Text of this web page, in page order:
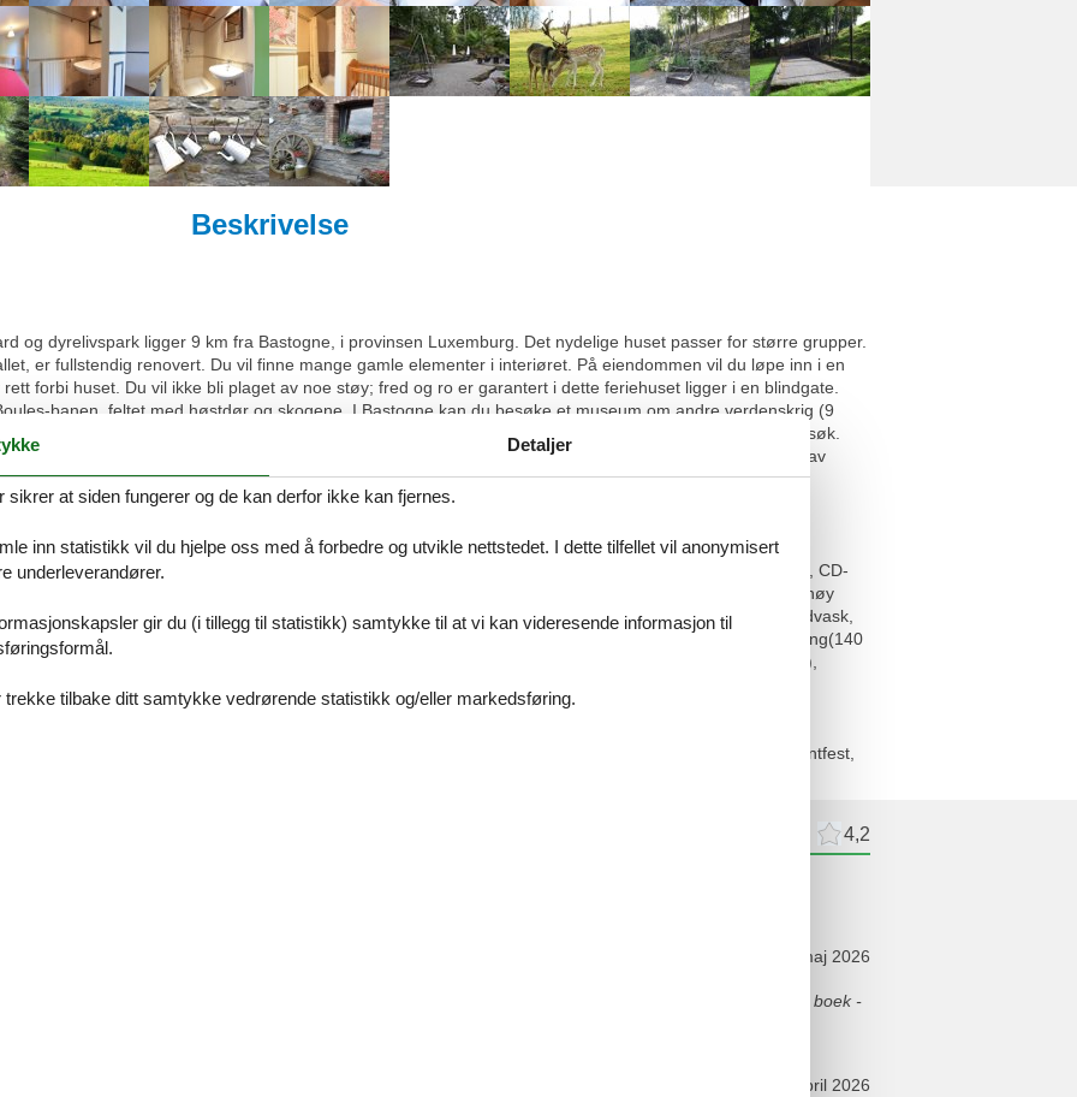
Beskrivelse
og dyrelivspark ligger 9 km fra Bastogne, i provinsen Luxemburg. Det nydelige huset passer for større grupper.
er fullstendig renovert. Du vil finne mange gamle elementer i interiøret. På eiendommen vil du løpe inn i en
forbi huset. Du vil ikke bli plaget av noe støy; fred og ro er garantert i dette feriehuset ligger i en blindgate.
banen, feltet med høstdør og skogene. I Bastogne kan du besøke et museum om andre verdenskrig (9
(4 km) Du finner et tropisk svømmebasseng i Houffalize (9 km). Beieren i Bavigne (29 km) er verdt et besøk.
av Esh-Sur-Sûre (35 km). Dette feriehuset er mest egnet for å motta familier. En annen samling av
x 200 cm), dusj, håndvask), Sovrum med badrum(dobbeltseng(140 x 200 cm), dusj, håndvask),
WC, badstue(dusj), oppvarming(sentral)) Mellomliggende etasje: (Stue(TV(kabel), DVD-spiller, radio, CD-
kaffetrakter(kaffetrakter), 2x stekovn(grill-ovn), mikrobølgeovn, oppvaskmaskin, kjøleskap, fryser, 2x høy
peisen), Sovrum med badrum(2x enkeltseng(90 x 200 cm), dobbeltseng(140 x 200 cm), dusj, håndvask,
x 200 cm), dusj, håndvask), Sovrum med badrum(2x enkeltseng(90 x 200 cm), dobbeltseng(140
ganske bratte trapper), loft/dueslag(via ganske bratte trapper), loft/dueslag(via ganske bratte trapper),
hagemøbler, grill, parkering, babyseng/sprinkelseng
til ungdomsgrupper Ungdomsgrupper under 20 år er ikke tillatt. Det er strengt forbudt å organisere studentfest,
i feriehuset
4,2
maj 2026
Na het wandelen in de nabijgelegen bossen ontspanden we voor de open haard met ons boek -
april 2026
Detaljer
at siden fungerer og de kan derfor ikke kan fjernes.
inn statistikk vil du hjelpe oss med å forbedre og utvikle nettstedet. I dette tilfellet vil anonymisert
underleverandører.
gir du (i tillegg til statistikk) samtykke til at vi kan videresende informasjon til
tilbake ditt samtykke vedrørende statistikk og/eller markedsføring.